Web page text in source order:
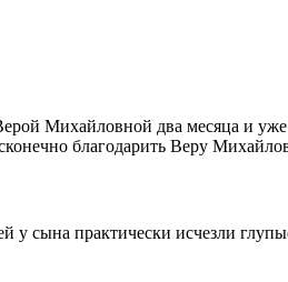
Михайловной два месяца и
благодарить Веру
у сына практически исчезли